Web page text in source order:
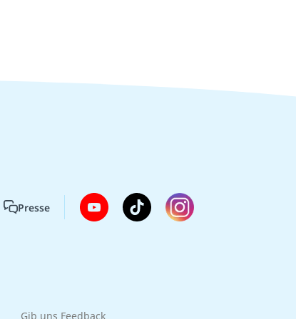
Presse
Gib uns Feedback